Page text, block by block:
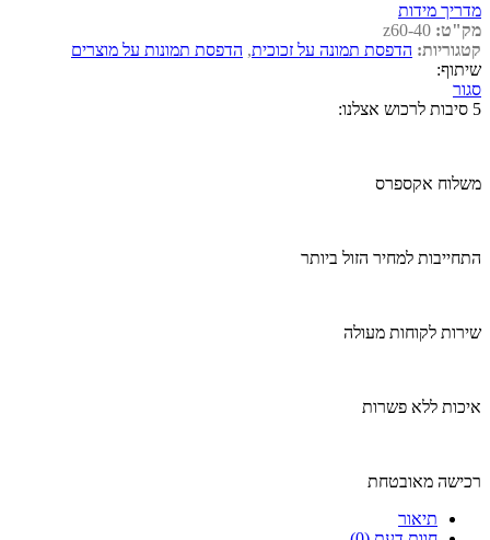
מדריך מידות
מק"ט: z60-40
קטגוריות: הדפסת תמונה על זכוכית, הדפסת תמונות על מוצרים
שיתוף:
סגור
5 סיבות לרכוש אצלנו:
משלוח אקספרס
התחייבות למחיר הזול ביותר
שירות לקוחות מעולה
איכות ללא פשרות
רכישה מאובטחת
תיאור